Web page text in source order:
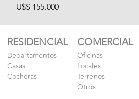
U$S 155.000
RESIDENCIAL
Departamentos
Casas
Cocheras
COMERCIAL
Oficinas
Locales
Terrenos
Otros